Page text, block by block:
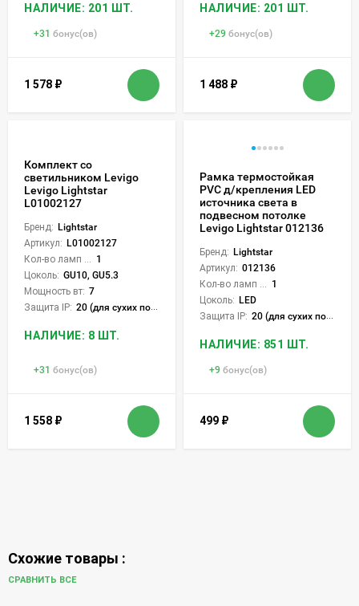
НАЛИЧИЕ: 201 ШТ.
+31 бонус(ов)
1 578 ₽
НАЛИЧИЕ: 201 ШТ.
+29 бонус(ов)
1 488 ₽
Комплект со
светильником Levigo
Levigo Lightstar
L01002127
Бренд: Lightstar
Артикул: L01002127
1
Цоколь: GU10, GU5.3
Мощность вт: 7
Защита IP: 20 (для сухих пом.)
НАЛИЧИЕ: 8 ШТ.
+31 бонус(ов)
1 558 ₽
Рамка термостойкая
PVC д/крепления LED
источника света в
подвесном потолке
Levigo Lightstar 012136
Бренд: Lightstar
Артикул: 012136
1
Цоколь: LED
Защита IP: 20 (для сухих пом.)
НАЛИЧИЕ: 851 ШТ.
+9 бонус(ов)
499 ₽
Схожие товары :
СРАВНИТЬ ВСЕ